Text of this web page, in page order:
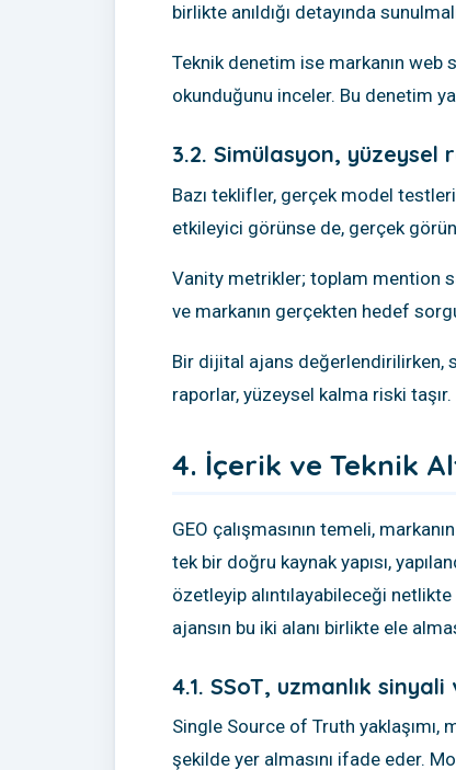
birlikte anıldığı detayında
Teknik denetim ise markanın web
okunduğunu inceler. Bu denetim
3.2. Simülasyon,
Bazı teklifler, gerçek model
etkileyici görünse de, gerçek
Vanity metrikler; toplam mention
ve markanın gerçekten hedef
Bir dijital ajans değerlendirilirken,
raporlar, yüzeysel kalma riski taşır.
4. İçerik ve Teknik
GEO çalışmasının temeli,
tek bir doğru kaynak yapısı,
özetleyip alıntılayabileceği
ajansın bu iki alanı birlikte ele
4.1. SSoT, uzmanlık sinyali
Single Source of Truth
şekilde yer almasını ifade eder.